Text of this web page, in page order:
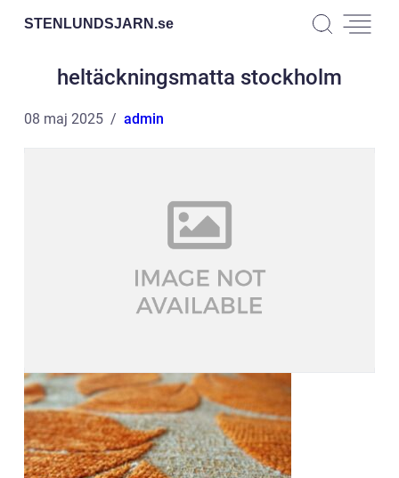
STENLUNDSJARN.se
heltäckningsmatta stockholm
08 maj 2025 admin